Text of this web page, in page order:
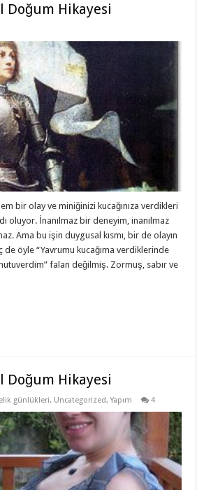
Doğum Hikayesi
bir olay ve miniğinizi kucağınıza verdikleri
oluyor. İnanılmaz bir deneyim, inanılmaz
Ama bu işin duygusal kısmı, bir de olayın
öyle “Yavrumu kucağıma verdiklerinde
falan değilmiş. Zormuş, sabır ve
Doğum Hikayesi
günlükleri, Uncategorized,Yapım 4